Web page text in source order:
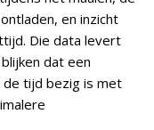
en inzicht
Die data levert
dat een
de tijd bezig is met